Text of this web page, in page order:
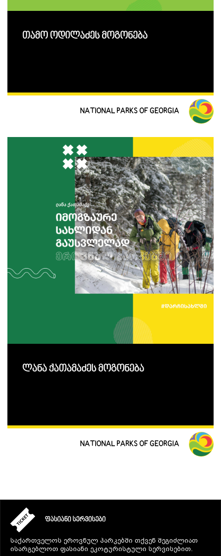
თამო ოდილაძეს მოგონება
NATIONAL PARKS OF GEORGIA
ლანა ქათამაძეს მოგონება
NATIONAL PARKS OF GEORGIA
ᲤᲐᲡᲘᲐᲜᲘ ᲡᲔᲠᲕᲘᲡᲔᲑᲘ
საქართველოს ეროვნულ პარკებში თქვენ შეგიძლიათ
ისარგებლოთ ფასიანი ეკოტურისტული სერვისებით.